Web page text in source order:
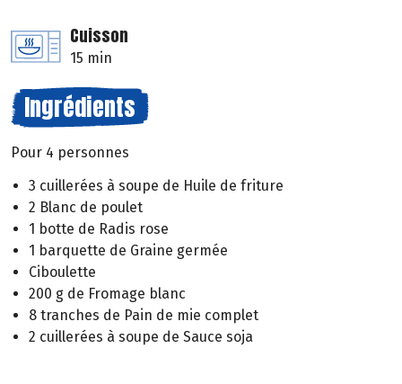
Cuisson
15 min
Ingrédients
Pour 4 personnes
3 cuillerées à soupe de Huile de friture
2 Blanc de poulet
1 botte de Radis rose
1 barquette de Graine germée
Ciboulette
200 g de Fromage blanc
8 tranches de Pain de mie complet
2 cuillerées à soupe de Sauce soja